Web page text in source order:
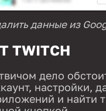
данные из
TWITCH
дело
настройки,
и найти